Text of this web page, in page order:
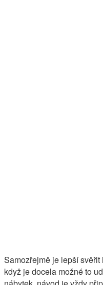
Samozřejmě je lepší
když je docela možné to